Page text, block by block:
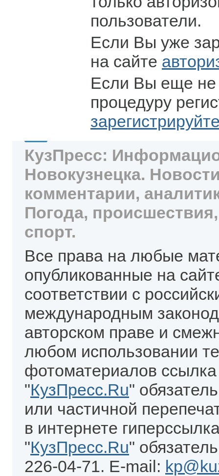
пользователи.
Если Вы уже
на сайте
Если Вы еще не
процедуру
КузПресс:
Новокузнецка.
комментарии,
Погода,
спорт.
Все права на любые
опубликованные на
соответствии с
международным
авторском праве и
любом использовании
фотоматериалов
"КузПресс.Ru"
или частичной
в интернете
"КузПресс.Ru"
226-04-71. E-mail: